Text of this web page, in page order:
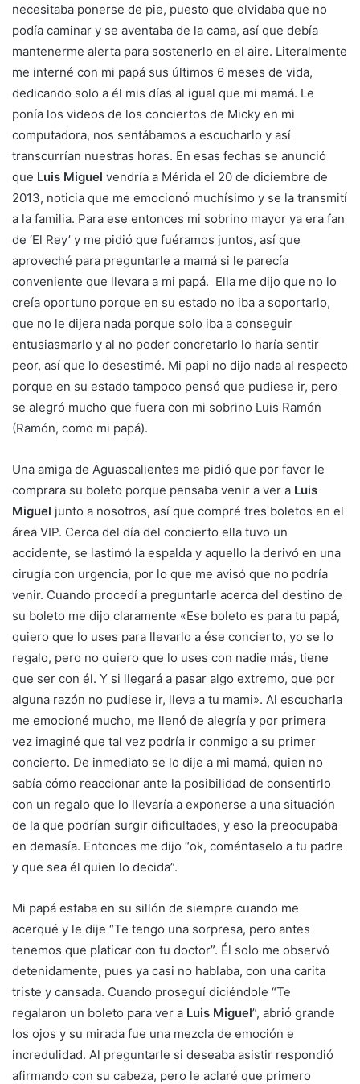
necesitaba ponerse de pie, puesto que olvidaba que no
podía caminar y se aventaba de la cama, así que debía
mantenerme alerta para sostenerlo en el aire. Literalmente
me interné con mi papá sus últimos 6 meses de vida,
dedicando solo a él mis días al igual que mi mamá. Le
ponía los videos de los conciertos de Micky en mi
computadora, nos sentábamos a escucharlo y así
transcurrían nuestras horas. En esas fechas se anunció
que Luis Miguel vendría a Mérida el 20 de diciembre de
2013, noticia que me emocionó muchísimo y se la transmití
a la familia. Para ese entonces mi sobrino mayor ya era fan
de ‘El Rey’ y me pidió que fuéramos juntos, así que
aproveché para preguntarle a mamá si le parecía
conveniente que llevara a mi papá. Ella me dijo que no lo
creía oportuno porque en su estado no iba a soportarlo,
que no le dijera nada porque solo iba a conseguir
entusiasmarlo y al no poder concretarlo lo haría sentir
peor, así que lo desestimé. Mi papi no dijo nada al respecto
porque en su estado tampoco pensó que pudiese ir, pero
se alegró mucho que fuera con mi sobrino Luis Ramón
(Ramón, como mi papá).
Una amiga de Aguascalientes me pidió que por favor le
comprara su boleto porque pensaba venir a ver a Luis
Miguel junto a nosotros, así que compré tres boletos en el
área VIP. Cerca del día del concierto ella tuvo un
accidente, se lastimó la espalda y aquello la derivó en una
cirugía con urgencia, por lo que me avisó que no podría
venir. Cuando procedí a preguntarle acerca del destino de
su boleto me dijo claramente «Ese boleto es para tu papá,
quiero que lo uses para llevarlo a ése concierto, yo se lo
regalo, pero no quiero que lo uses con nadie más, tiene
que ser con él. Y si llegará a pasar algo extremo, que por
alguna razón no pudiese ir, lleva a tu mami». Al escucharla
me emocioné mucho, me llenó de alegría y por primera
vez imaginé que tal vez podría ir conmigo a su primer
concierto. De inmediato se lo dije a mi mamá, quien no
sabía cómo reaccionar ante la posibilidad de consentirlo
con un regalo que lo llevaría a exponerse a una situación
de la que podrían surgir dificultades, y eso la preocupaba
en demasía. Entonces me dijo “ok, coméntaselo a tu padre
y que sea él quien lo decida”.
Mi papá estaba en su sillón de siempre cuando me
acerqué y le dije “Te tengo una sorpresa, pero antes
tenemos que platicar con tu doctor”. Él solo me observó
detenidamente, pues ya casi no hablaba, con una carita
triste y cansada. Cuando proseguí diciéndole “Te
regalaron un boleto para ver a Luis Miguel”, abrió grande
los ojos y su mirada fue una mezcla de emoción e
incredulidad. Al preguntarle si deseaba asistir respondió
afirmando con su cabeza, pero le aclaré que primero